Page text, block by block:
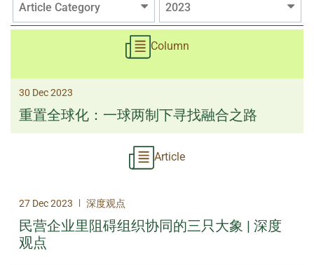
Article Category 2023
Column
30 Dec 2023
重置全球化：一球两制下寻找融合之路
Article
27 Dec 2023 | 深度观点
民营企业里阻碍组织协同的三只大象 | 深度
观点